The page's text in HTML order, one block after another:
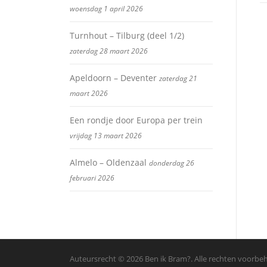
woensdag 1 april 2026
Turnhout – Tilburg (deel 1/2)
zaterdag 28 maart 2026
Apeldoorn – Deventer zaterdag 21
maart 2026
Een rondje door Europa per trein
vrijdag 13 maart 2026
Almelo – Oldenzaal donderdag 26
februari 2026
Auteursrecht © 2026 Ben ik Bram?. Alle rechten